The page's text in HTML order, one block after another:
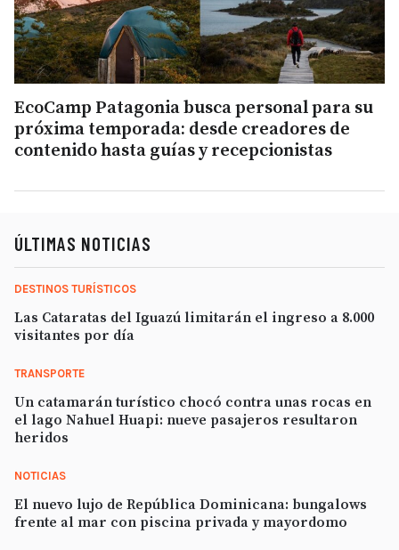
EcoCamp Patagonia busca personal para su
próxima temporada: desde creadores de
contenido hasta guías y recepcionistas
ÚLTIMAS NOTICIAS
DESTINOS TURÍSTICOS
Las Cataratas del Iguazú limitarán el ingreso a 8.000
visitantes por día
TRANSPORTE
Un catamarán turístico chocó contra unas rocas en
el lago Nahuel Huapi: nueve pasajeros resultaron
heridos
NOTICIAS
El nuevo lujo de República Dominicana: bungalows
frente al mar con piscina privada y mayordomo